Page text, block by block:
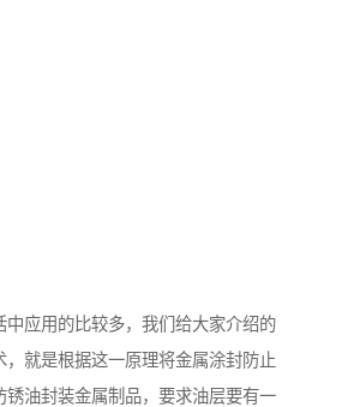
中应用的比较多，我们给大家介绍的
，就是根据这一原理将金属涂封防止
锈油封装金属制品，要求油层要有一